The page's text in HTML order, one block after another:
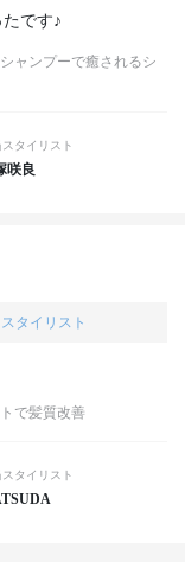
です♪
ャンプーで癒されるシ
タイリスト
咲良
スタイリスト
で髪質改善
タイリスト